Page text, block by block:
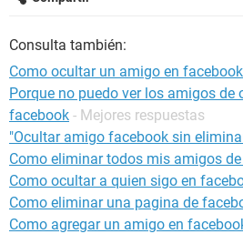
Consulta también:
Como ocultar un amigo en
Porque no puedo ver los amigos de
facebook - Mejores respuestas
"Ocultar amigo facebook sin
Como eliminar todos mis amigos
Como ocultar a quien sigo en
Como eliminar una pagina de
Como agregar un amigo en